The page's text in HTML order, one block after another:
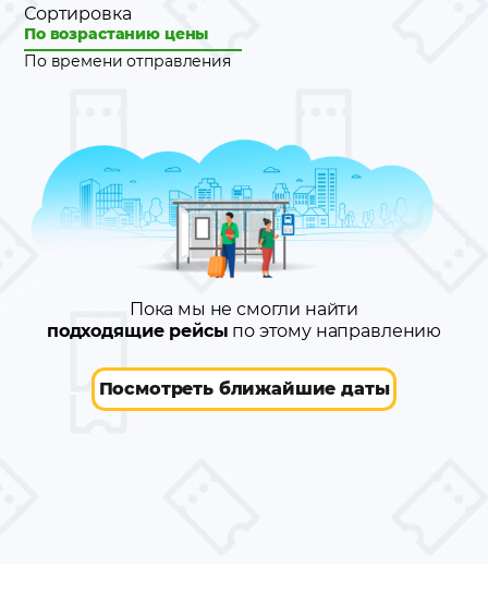
Сортировка
По возрастанию цены
По времени отправления
Пока мы не смогли найти
подходящие рейсы по этому направлению
Посмотреть ближайшие даты